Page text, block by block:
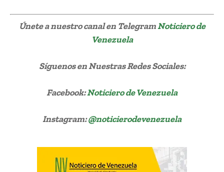
Únete a nuestro canal en TelegramNoticiero de
Venezuela
Síguenosen Nuestras Redes Sociales:
Facebook:Noticiero de Venezuela
Instagram:@noticierodevenezuela